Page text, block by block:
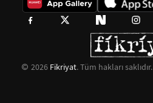
2026 Fikriyat. Tüm hakları saklıdır.